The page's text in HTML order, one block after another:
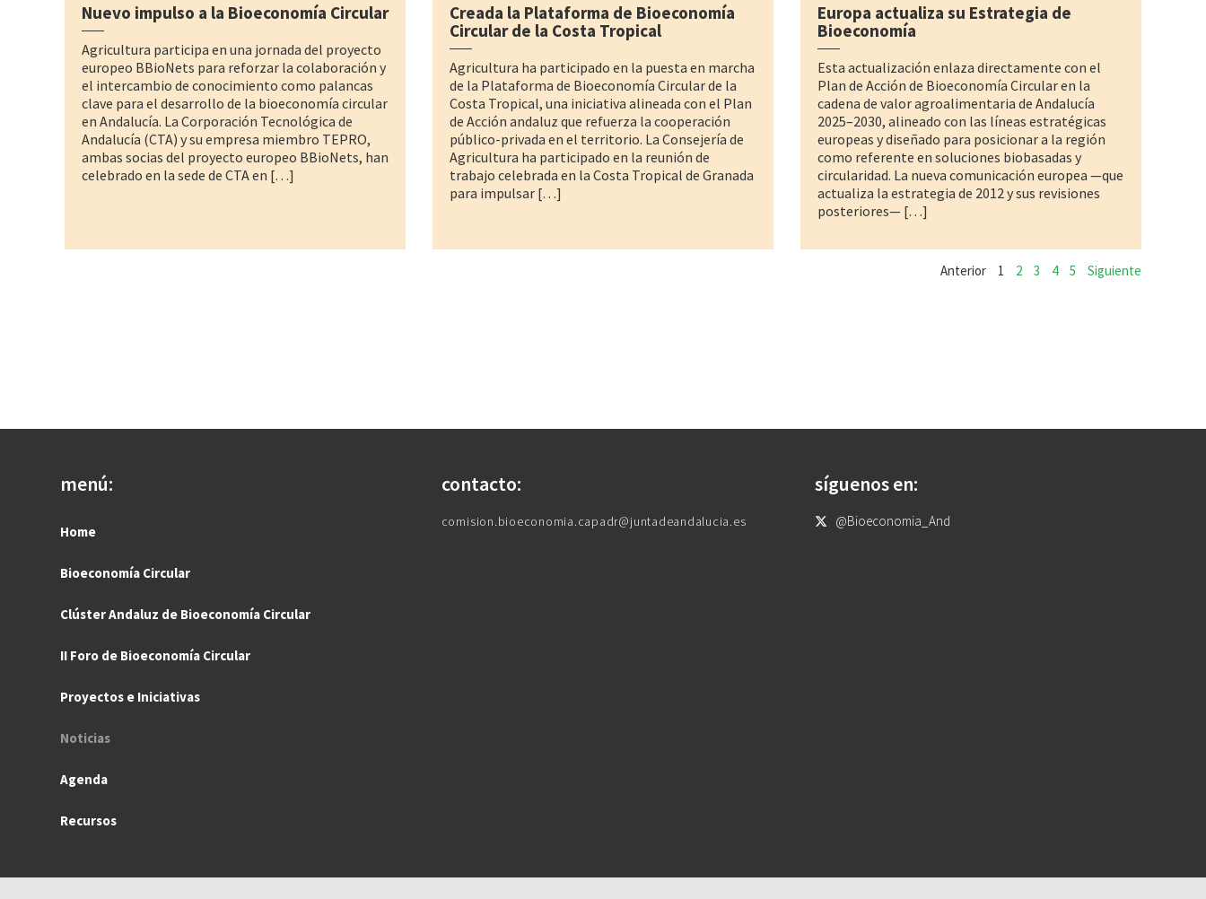
Nuevo impulso a la Bioeconomía Circular
Agricultura participa en una jornada del proyecto
europeo BBioNets para reforzar la colaboración y
el intercambio de conocimiento como palancas
clave para el desarrollo de la bioeconomía circular
en Andalucía. La Corporación Tecnológica de
Andalucía (CTA) y su empresa miembro TEPRO,
ambas socias del proyecto europeo BBioNets, han
celebrado en la sede de CTA en […]
Creada la Plataforma de Bioeconomía
Circular de la Costa Tropical
Agricultura ha participado en la puesta en marcha
de la Plataforma de Bioeconomía Circular de la
Costa Tropical, una iniciativa alineada con el Plan
de Acción andaluz que refuerza la cooperación
público-privada en el territorio. La Consejería de
Agricultura ha participado en la reunión de
trabajo celebrada en la Costa Tropical de Granada
para impulsar […]
Europa actualiza su Estrategia de
Bioeconomía
Esta actualización enlaza directamente con el
Plan de Acción de Bioeconomía Circular en la
cadena de valor agroalimentaria de Andalucía
2025–2030, alineado con las líneas estratégicas
europeas y diseñado para posicionar a la región
como referente en soluciones biobasadas y
circularidad. La nueva comunicación europea —que
actualiza la estrategia de 2012 y sus revisiones
posteriores— […]
Anterior 1 2 3 4 5 Siguiente
menú:
Home
Bioeconomía Circular
Clúster Andaluz de Bioeconomía Circular
II Foro de Bioeconomía Circular
Proyectos e Iniciativas
Noticias
Agenda
Recursos
contacto:
comision.bioeconomia.capadr@juntadeandalucia.es
síguenos en:
@Bioeconomia_And